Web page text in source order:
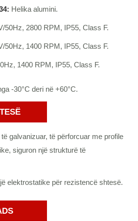
Helika alumini.
50Hz, 2800 RPM, IP55, Class F.
50Hz, 1400 RPM, IP55, Class F.
1400 RPM, IP55, Class F.
-30°C deri në +60°C.
Ë
galvanizuar, të përforcuar me profile
siguron një strukturë të
elektrostatike për rezistencë shtesë.